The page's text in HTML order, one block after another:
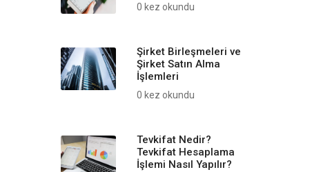
0 kez okundu
Şirket Birleşmeleri ve
Şirket Satın Alma
İşlemleri
0 kez okundu
Tevkifat Nedir?
Tevkifat Hesaplama
İşlemi Nasıl Yapılır?